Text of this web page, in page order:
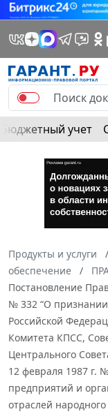
Бюджетный учет
Продукты и услуги
обеспечение
Постановление
№ 332 “О
Российской
Комитета КПСС,
Центрального
12 февраля 1987 г.
предприятий и
отраслей